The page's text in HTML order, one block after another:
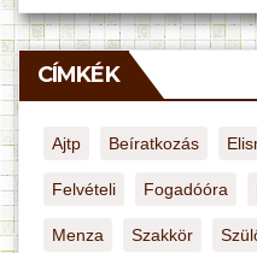
CÍMKÉK
Ajtp Beíratkozás
Felvételi Fogadóóra
Menza Szakkör